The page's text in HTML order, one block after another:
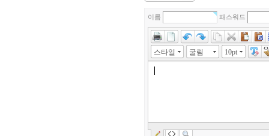
이름 패스워드
스타일 굴림 10pt